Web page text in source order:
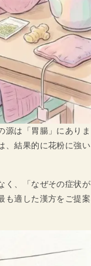
源は「胃腸」にありま
、結果的に花粉に強い
く、「なぜその症状が
も適した漢方をご提案